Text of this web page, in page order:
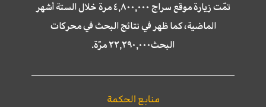
تمّت زيارة موقع سراج ٤,٨٠٠,٠٠٠ مرة خلال الستة أشهر
الماضية، كما ظهر في نتائج البحث في محركات
البحث٢٢,٢٩٠,٠٠٠ مرّة.
منابع الحكمة